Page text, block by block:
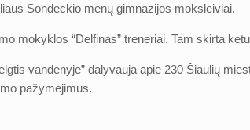
Sondeckio menų gimnazijos moksleiviai.
mokyklos “Delfinas” treneriai. Tam skirta
vandenyje” dalyvauja apie 230 Šiaulių
pažymėjimus.